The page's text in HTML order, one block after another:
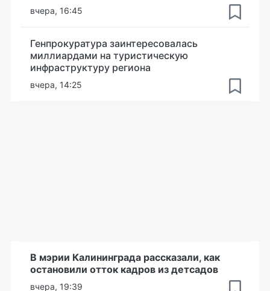
вчера, 16:45
Генпрокуратура заинтересовалась
миллиардами на туристическую
инфраструктуру региона
вчера, 14:25
В мэрии Калининграда рассказали, как
остановили отток кадров из детсадов
вчера, 19:39